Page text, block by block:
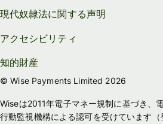
現代奴隷法に関する声明
アクセシビリティ
知的財産
© Wise Payments Limited 2026
Wiseは2011年電子マネー規制に基づき、
行動監視機構による認可を受けています（